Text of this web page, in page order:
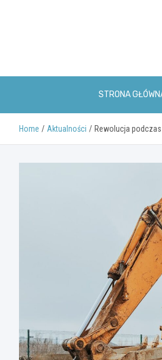
STRONA
Home Aktualności Rewolucja